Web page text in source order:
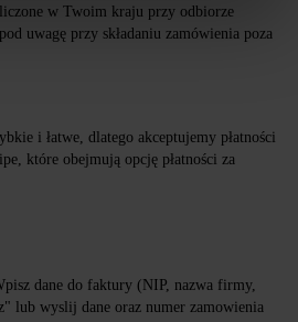
w Twoim kraju przy odbiorze
uwagę przy składaniu zamówienia poza
i łatwe, dlatego akceptujemy płatności
które obejmują opcję płatności za
dane do faktury (NIP, nazwa firmy,
lub wyslij dane oraz numer zamowienia